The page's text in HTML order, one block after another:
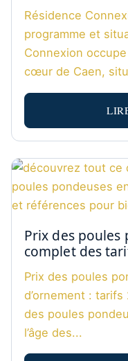
Résidence
programme et
Connexion
cœur de Caen,
Prix des poules
complet des
Prix des poules
d’ornement :
des poules
l’âge des...